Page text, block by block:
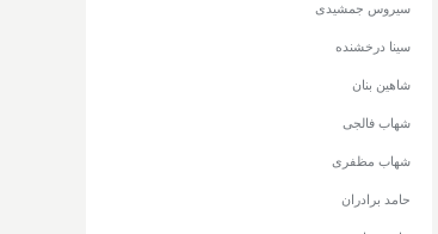
سیروس جمشیدی
سینا درخشنده
شاهین بنان
شهاب فالجی
شهاب مظفری
حامد برادران